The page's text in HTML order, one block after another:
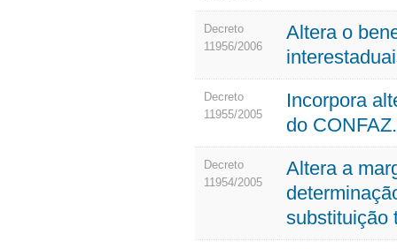
Decreto
11956/2006
Altera o
Decreto
11955/2005
Incorpora
do CONFAZ.
Decreto
11954/2005
Altera a
substituição